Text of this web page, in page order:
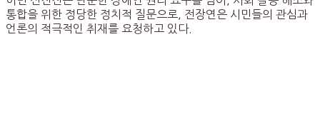
통합을 위한 정당한 정치적 질문으로, 전장연은 시민들의 관심과
언론의 적극적인 취재를 요청하고 있다.